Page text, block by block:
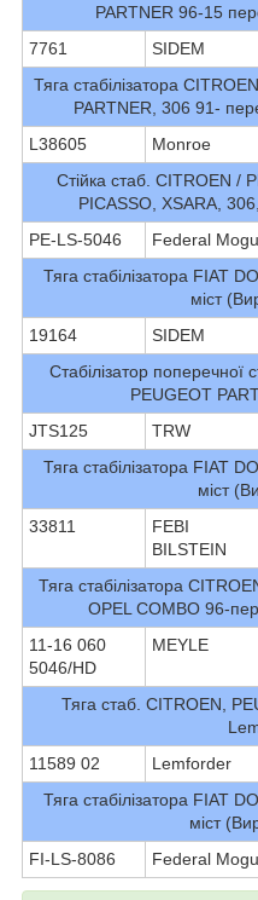
PARTNER 96-15
7761
SIDEM
Тяга стабілізатора
PARTNER, 306 91-
L38605
Monroe
Стійка стаб. CITROEN /
PICASSO, XSARA,
PE-LS-5046
Federal
Тяга стабілізатора FIAT
міст
19164
SIDEM
Стабілізатор поперечної
PEUGEOT
JTS125
TRW
Тяга стабілізатора FIAT
міст
33811
FEBI
BILSTEIN
Тяга стабілізатора
OPEL COMBO 96-
11-16 060
5046/HD
MEYLE
Тяга стаб. CITROEN,
11589 02
Lemforder
Тяга стабілізатора FIAT
міст
FI-LS-8086
Federal